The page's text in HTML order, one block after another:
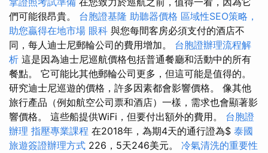
們可能很昂貴。 台胞證基隆 助聽器價格 區域性SEO策略，
助您贏得在地市場 眼科 與您每間客房必須支付的酒店不
同，每人迪士尼郵輪公司的費用增加。 台胞證辦理流程解
析 這是因為迪士尼巡航價格包括普通餐廳和活動中的所有
餐點。 它可能比其他郵輪公司更多，但這可能是值得的。
研究迪士尼巡遊的價格，許多因素都會影響價格。 像其他
旅行產品（例如航空公司票和酒店）一樣，需求也會顯著影
響價格。 這些船提供WiFi，但要付出額外的費用。 台胞證
辦理 指壓專業課程 在2018年，為期4天的通行證為$ 泰國
旅遊簽證辦理方式 226，5天246美元。 冷氣清洗的重要性